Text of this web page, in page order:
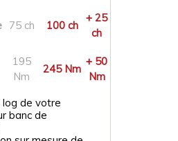
75 ch 100 ch
+ 25
ch
195
Nm
245 Nm
+ 50
Nm
de votre
banc de